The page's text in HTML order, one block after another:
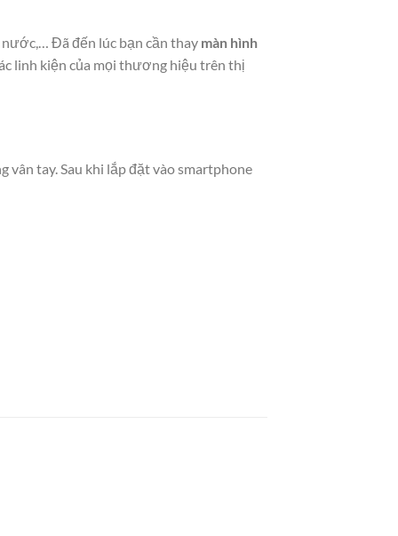
Đã đến lúc bạn cần thay màn hình
linh kiện của mọi thương hiệu trên thị
vân tay. Sau khi lắp đặt vào smartphone